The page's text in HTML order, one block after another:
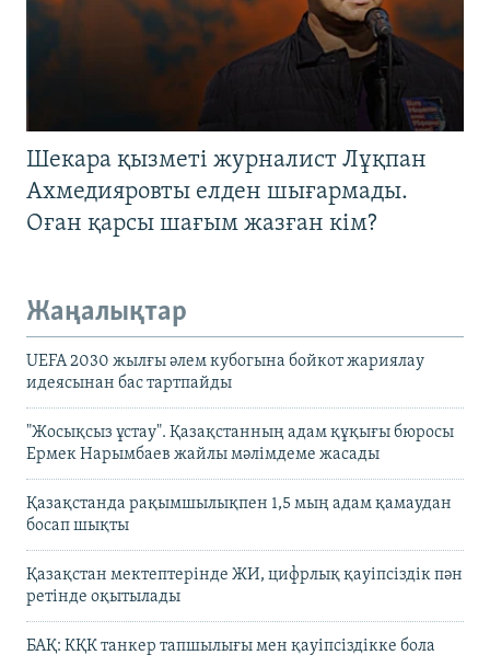
Шекара қызметі журналист Лұқпан
Ахмедияровты елден шығармады.
Оған қарсы шағым жазған кім?
Жаңалықтар
UEFA 2030 жылғы әлем кубогына бойкот жариялау
идеясынан бас тартпайды
"Жосықсыз ұстау". Қазақстанның адам құқығы бюросы
Ермек Нарымбаев жайлы мәлімдеме жасады
Қазақстанда рақымшылықпен 1,5 мың адам қамаудан
босап шықты
Қазақстан мектептерінде ЖИ, цифрлық қауіпсіздік пән
ретінде оқытылады
БАҚ: КҚК танкер тапшылығы мен қауіпсіздікке бола